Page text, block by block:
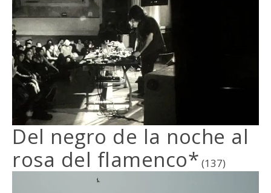
Del negro de la noche al
rosa del flamenco* (137)